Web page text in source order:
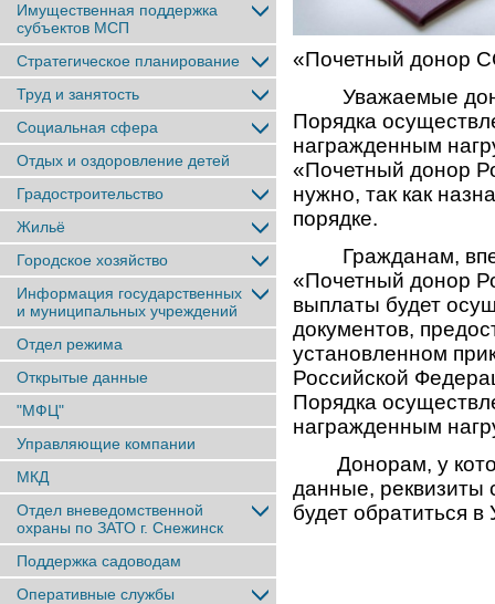
Имущественная поддержка
субъектов МСП
Стратегическое планирование
Труд и занятость
Социальная сфера
Отдых и оздоровление детей
Градостроительство
Жильё
Городское хозяйство
Информация государственных
и муниципальных учреждений
Отдел режима
Открытые данные
"МФЦ"
Управляющие компании
МКД
Отдел вневедомственной
охраны по ЗАТО г. Снежинск
Поддержка садоводам
Оперативные службы
«Почетный донор
Уважаемые
Порядка
награжденным
«Почетный донор
нужно, так как
порядке.
Гражданам,
«Почетный донор
выплаты будет
документов,
установленном
Российской
Порядка
награжденным
Донорам, у
данные, реквизиты
будет обратиться